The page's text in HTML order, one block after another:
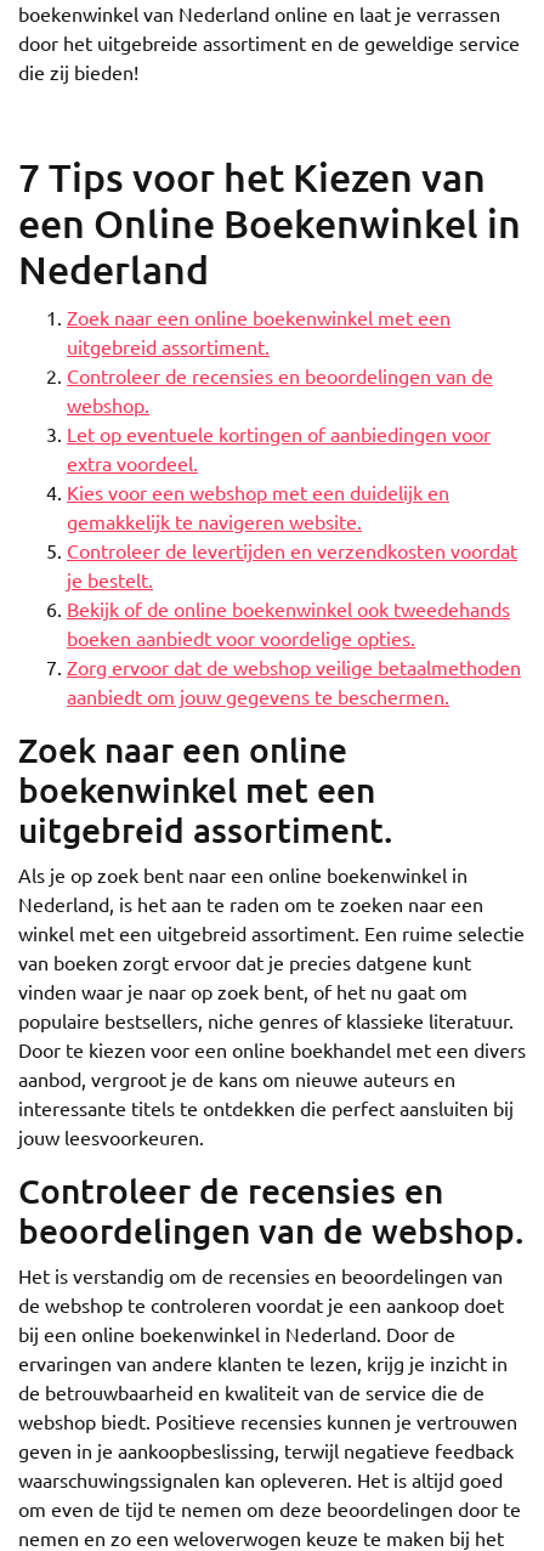
boekenwinkel van Nederland online en laat je verrassen
door het uitgebreide assortiment en de geweldige service
die zij bieden!
7 Tips voor het Kiezen van
een Online Boekenwinkel in
Nederland
Zoek naar een online boekenwinkel met een
uitgebreid assortiment.
Controleer de recensies en beoordelingen van de
webshop.
Let op eventuele kortingen of aanbiedingen voor
extra voordeel.
Kies voor een webshop met een duidelijk en
gemakkelijk te navigeren website.
Controleer de levertijden en verzendkosten voordat
je bestelt.
Bekijk of de online boekenwinkel ook tweedehands
boeken aanbiedt voor voordelige opties.
Zorg ervoor dat de webshop veilige betaalmethoden
aanbiedt om jouw gegevens te beschermen.
Zoek naar een online
boekenwinkel met een
uitgebreid assortiment.
Als je op zoek bent naar een online boekenwinkel in
Nederland, is het aan te raden om te zoeken naar een
winkel met een uitgebreid assortiment. Een ruime selectie
van boeken zorgt ervoor dat je precies datgene kunt
vinden waar je naar op zoek bent, of het nu gaat om
populaire bestsellers, niche genres of klassieke literatuur.
Door te kiezen voor een online boekhandel met een divers
aanbod, vergroot je de kans om nieuwe auteurs en
interessante titels te ontdekken die perfect aansluiten bij
jouw leesvoorkeuren.
Controleer de recensies en
beoordelingen van de webshop.
Het is verstandig om de recensies en beoordelingen van
de webshop te controleren voordat je een aankoop doet
bij een online boekenwinkel in Nederland. Door de
ervaringen van andere klanten te lezen, krijg je inzicht in
de betrouwbaarheid en kwaliteit van de service die de
webshop biedt. Positieve recensies kunnen je vertrouwen
geven in je aankoopbeslissing, terwijl negatieve feedback
waarschuwingssignalen kan opleveren. Het is altijd goed
om even de tijd te nemen om deze beoordelingen door te
nemen en zo een weloverwogen keuze te maken bij het